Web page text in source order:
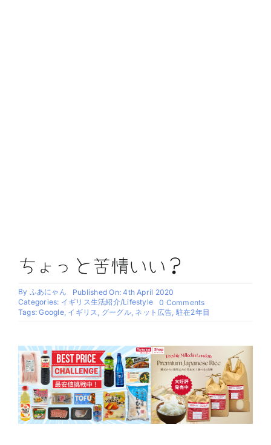
ちょっと苦情いい？
By ふあにゃん
Published On: 4th April 2020
Categories: イギリス生活紹介/Lifestyle 0 Commentson
ち
苦
情
い
い？
Tags:Google, イギリス, グーグル, ネット広告, 駐在2年目